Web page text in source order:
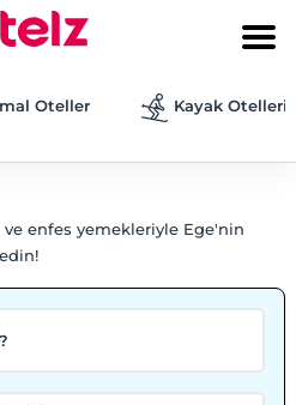
Oteller Kayak Otelleri
ve enfes yemekleriyle Ege'nin